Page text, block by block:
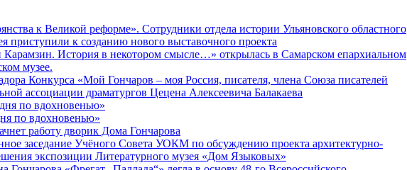
к Великой реформе». Сотрудники отдела истории Ульяновского областного
приступили к созданию нового выставочного проекта
История в некотором смысле…» открылась в Самарском епархиальном
музее.
Конкурса «Мой Гончаров – моя Россия, писателя, члена Союза писателей
ассоциации драматургов Цецена Алексеевича Балакаева
по вдохновенью»
по вдохновенью»
работу дворик Дома Гончарова
заседание Учёного Совета УОКМ по обсуждению проекта архитектурно-
экспозиции Литературного музея «Дом Языковых»